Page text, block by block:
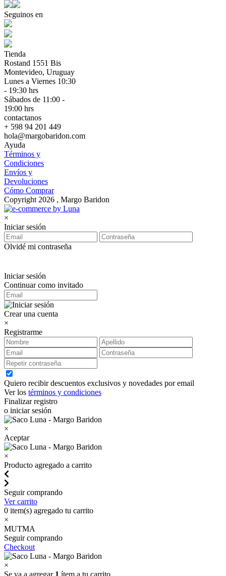
Seguinos en
Tienda
Rostand 1551 Bis
Montevideo, Uruguay
Lunes a Viernes 10:30
- 19:30 hrs
Sábados de 11:00 -
19:00 hrs
contactanos
+ 598 94 201 449
hola@margobaridon.com
Ayuda
Términos y
Condiciones
Envíos y
Devoluciones
Cómo Comprar
Copyright 2026 , Margo Baridon
×
Iniciar sesión
Olvidé mi contraseña
Iniciar sesión
Continuar como invitado
Crear una cuenta
×
Registrarme
Quiero recibir descuentos exclusivos y novedades por email
Ver los términos y condiciones
Finalizar registro
o iniciar sesión
×
Aceptar
×
Producto agregado a carrito
Seguir comprando
Ver carrito
0 item(s) agregado tu carrito
×
MUTMA
Seguir comprando
Checkout
×
Se va a agregar 1 ítem a tu carrito